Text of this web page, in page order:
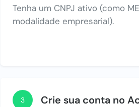
Tenha um CNPJ ativo (como
modalidade empresarial).
3 Crie sua conta no